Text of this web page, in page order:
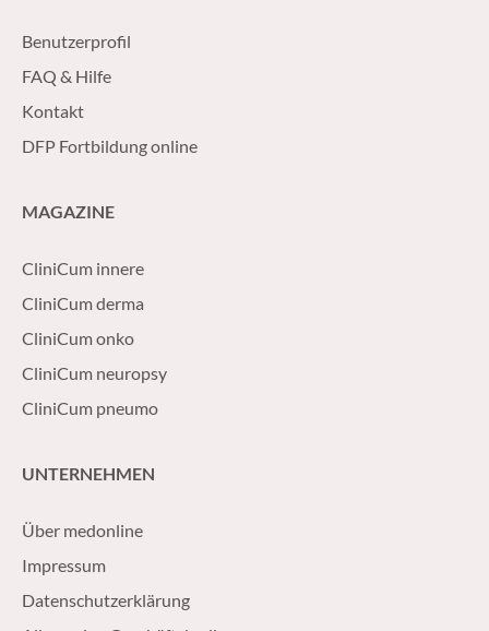
Benutzerprofil
FAQ & Hilfe
Kontakt
DFP Fortbildung online
MAGAZINE
CliniCum innere
CliniCum derma
CliniCum onko
CliniCum neuropsy
CliniCum pneumo
UNTERNEHMEN
Über medonline
Impressum
Datenschutzerklärung